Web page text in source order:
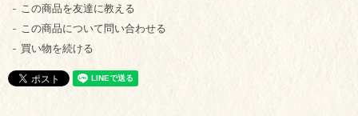
この商品を友達に教える
この商品について問い合わせる
買い物を続ける